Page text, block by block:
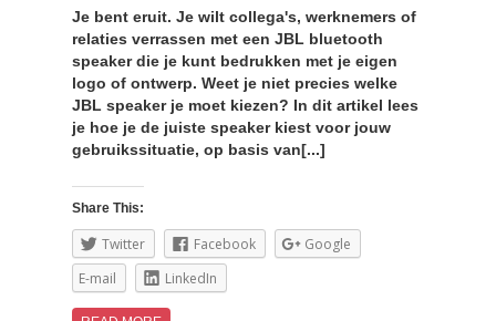
Je bent eruit. Je wilt collega's, werknemers of
relaties verrassen met een JBL bluetooth
speaker die je kunt bedrukken met je eigen
logo of ontwerp. Weet je niet precies welke
JBL speaker je moet kiezen? In dit artikel lees
je hoe je de juiste speaker kiest voor jouw
gebruikssituatie, op basis van[...]
Share This:
Twitter Facebook
Google
E-mail
LinkedIn